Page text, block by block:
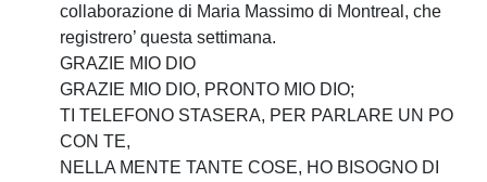
collaborazione di Maria Massimo di Montreal, che
registrero’ questa settimana.
GRAZIE MIO DIO
GRAZIE MIO DIO, PRONTO MIO DIO;
TI TELEFONO STASERA, PER PARLARE UN PO
CON TE,
NELLA MENTE TANTE COSE, HO BISOGNO DI